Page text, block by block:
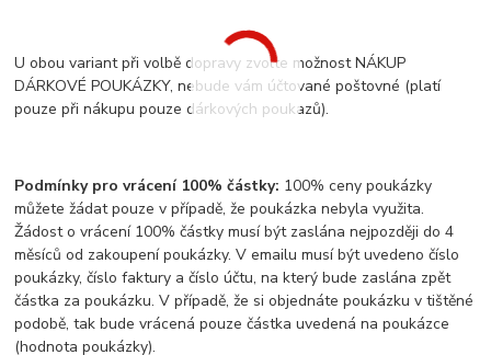
U obou variant při volbě dopravy zvolte možnost NÁKUP
DÁRKOVÉ POUKÁZKY, nebude vám účtované poštovné (platí
pouze při nákupu pouze dárkových poukazů).
Podmínky pro vrácení 100% částky: 100% ceny poukázky
můžete žádat pouze v případě, že poukázka nebyla využita.
Žádost o vrácení 100% částky musí být zaslána nejpozději do 4
měsíců od zakoupení poukázky. V emailu musí být uvedeno číslo
poukázky, číslo faktury a číslo účtu, na který bude zaslána zpět
částka za poukázku. V případě, že si objednáte poukázku v tištěné
podobě, tak bude vrácená pouze částka uvedená na poukázce
(hodnota poukázky).